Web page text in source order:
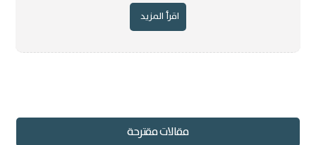
اقرأ المزيد
مقالات مقترحة